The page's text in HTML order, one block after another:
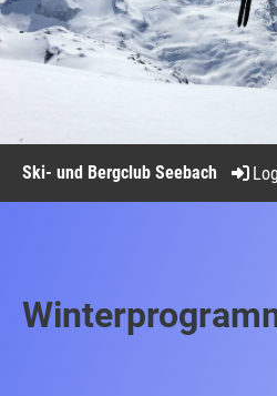
Ski- und Bergclub Seebach